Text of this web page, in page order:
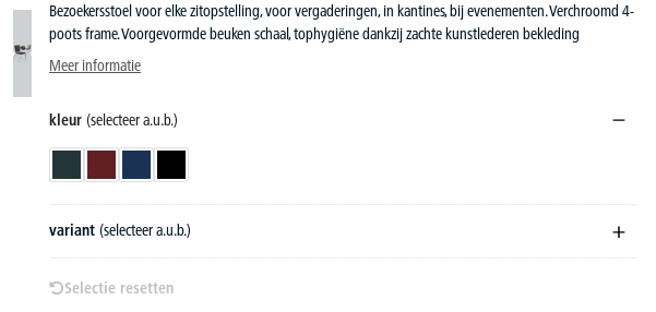
Bezoekersstoel voor elke zitopstelling, voor vergaderingen, in kantines, bij evenementen. Verchroomd 4-
poots frame. Voorgevormde beuken schaal, tophygiëne dankzij zachte kunstlederen bekleding
Meer informatie
kleur (selecteer a.u.b.)
variant (selecteer a.u.b.)
Selectie resetten